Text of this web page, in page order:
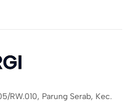
RW.010, Parung Serab, Kec.